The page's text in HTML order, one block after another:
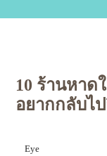
10 ร้านหาด
อยากกลับไ
Eye